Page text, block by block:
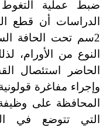
ضبط عملية
الدراسات أن قطع
2سم تحت الحافة
النوع من
الحاضر استئصال
وإجراء مفاغرة
المحافظة على
التي تتوضع في